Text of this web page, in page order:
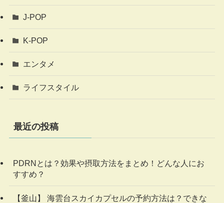
J-POP
K-POP
エンタメ
ライフスタイル
最近の投稿
PDRNとは？効果や摂取方法をまとめ！どんな人にお
すすめ？
【釜山】 海雲台スカイカプセルの予約方法は？できな